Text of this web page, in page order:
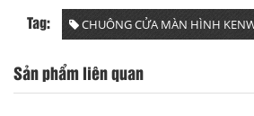
Tag: CHUÔNG CỬA MÀN HÌNH
Sản phẩm liên quan